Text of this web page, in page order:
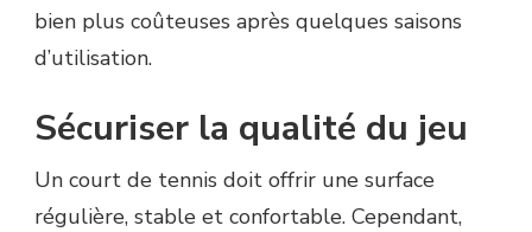
bien plus coûteuses après quelques saisons
d’utilisation.
Sécuriser la qualité du jeu
Un court de tennis doit offrir une surface
régulière, stable et confortable. Cependant,